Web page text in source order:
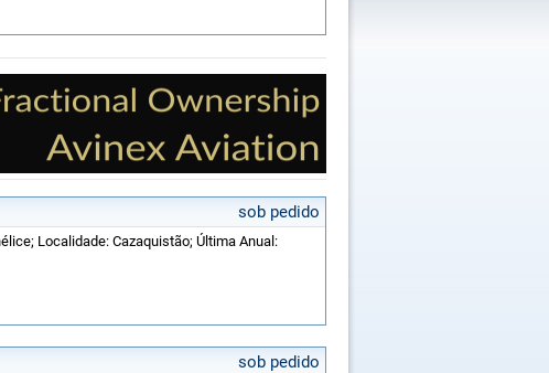
sob pedido
Localidade: Cazaquistão; Última Anual:
sob pedido